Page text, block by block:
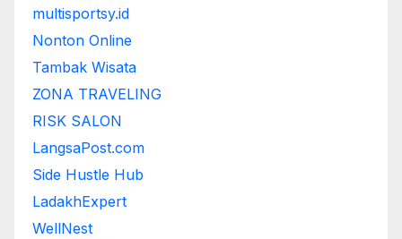
multisportsy.id
Nonton Online
Tambak Wisata
ZONA TRAVELING
RISK SALON
LangsaPost.com
Side Hustle Hub
LadakhExpert
WellNest